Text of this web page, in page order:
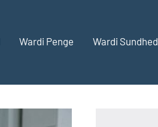
Wardi Penge Wardi Sundhed